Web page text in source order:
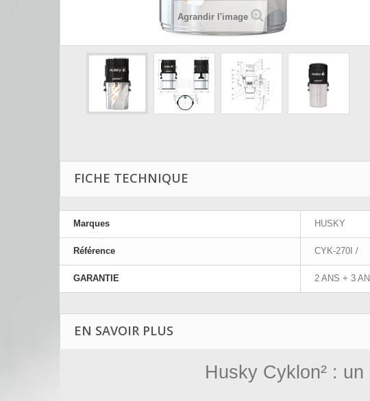
Agrandir l'image
FICHE TECHNIQUE
Marques HUSKY
Référence CYK-270I /
GARANTIE 2 ANS + 3
EN SAVOIR PLUS
Husky Cyklon² :